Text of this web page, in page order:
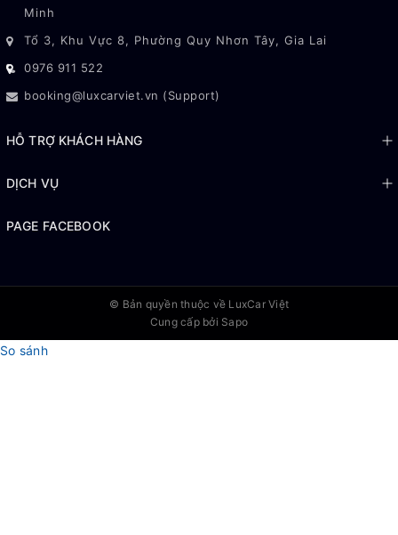
Thuê xe du lịch
Thuê xe đi tỉnh
Thuê xe công tác
Luxcar Việt cam kết mang đến dịch vụ thuê xe Mazda3
xế kinh nghiệm và hỗ trợ khách hàng nhanh chóng 24/7.
Minh
Tổ 3, Khu Vực 8, Phường Quy Nhơn Tây, Gia Lai
0976 911 522
booking@luxcarviet.vn (Support)
HỖ TRỢ KHÁCH HÀNG
DỊCH VỤ
PAGE FACEBOOK
© Bản quyền thuộc về LuxCar Việt
Cung cấp bởi Sapo
So sánh